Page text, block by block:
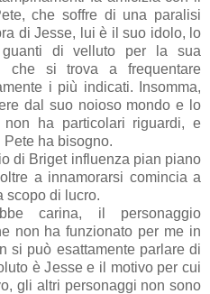
che soffre di una paralisi
di Jesse, lui è il suo idolo, lo
guanti di velluto per la sua
che si trova a frequentare
i più indicati. Insomma,
dal suo noioso mondo e lo
ha particolari riguardi, e
ha bisogno.
di Briget influenza pian piano
a innamorarsi comincia a
scopo di lucro.
carina, il personaggio
non ha funzionato per me in
si può esattamente parlare di
è Jesse e il motivo per cui
gli altri personaggi non sono